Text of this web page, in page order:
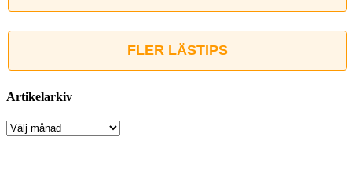
FLER LÄSTIPS
Artikelarkiv
Artikelarkiv